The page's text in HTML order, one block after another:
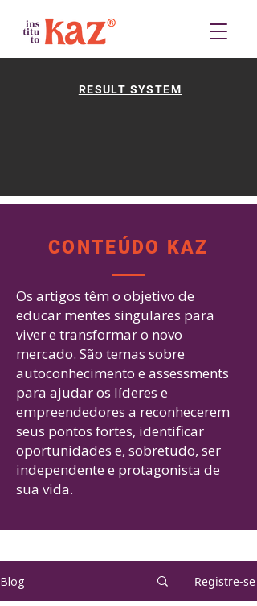
RESULT SYSTEM
CONTEÚDO KAZ
Os artigos têm o objetivo de
educar mentes singulares para
viver e transformar o novo
mercado. São temas sobre
autoconhecimento e assessments
para ajudar os líderes e
empreendedores a reconhecerem
seus pontos fortes, identificar
oportunidades e, sobretudo, ser
independente e protagonista de
sua vida.
Blog Registre-se